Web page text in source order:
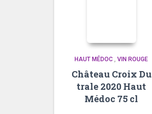
HAUT MÉDOC VIN ROUGE
Château Croix Du
trale 2020 Haut
Médoc 75 cl